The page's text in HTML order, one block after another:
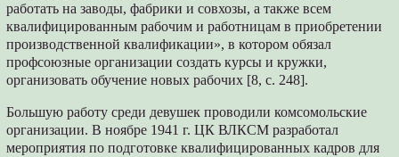
работать на заводы, фабрики и совхозы, а также всем
квалифицированным рабочим и работницам в приобретении
производственной квалификации», в котором обязал
профсоюзные организации создать курсы и кружки,
организовать обучение новых рабочих [8, с. 248].
Большую работу среди девушек проводили комсомольские
организации. В ноябре 1941 г. ЦК ВЛКСМ разработал
мероприятия по подготовке квалифицированных кадров для